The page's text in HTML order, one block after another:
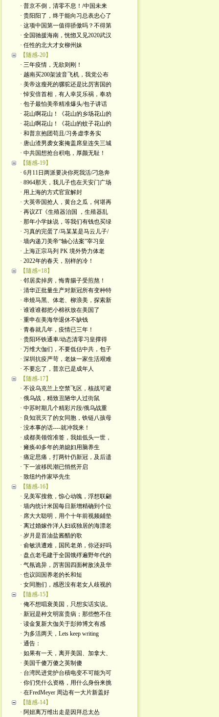
· 普京不倒，清零不息！/中国未来
· 贵阳阳了，终于能向习总表忠心了
· 这项中国第一值得骄傲吗？不得第
· 全国驰援海南，恍惚又见2020武汉
· 任性的北大才女柳州妹
【随感-20】
· 三年疫情，无欲则刚！
· 越南买200架波音飞机，我党公布
· 美帝这瘦死的骡驼还是比厉害国的
· 悼安倍首相，有人幸災乐祸，奉劝
· 包子最怕美帝精准爆头/包子讲话
· 花山啊花山！《花山的乡场花山的
· 花山啊花山！《花山的蚊子花山的
· 和普京抱团苟且/习务虚李务实
· 唐山渣男袭女案掩盖席皇连失三城
· 中共国想抢台积电，厚颜无耻！
【随感-19】
· 6月11日两派要决你死我活/刁急奔
· 8964那天，我儿子也在天安门广场
· 用上海的方式官宣解封
· 大英帝国抢人，黄台之瓜，何堪再
· 再议ZT《生殖器治国 ，生殖器乱
· 那年小学妹说，等我们有钱也买绿
· 习真的完蛋了/马某某是马云儿子/
· 墙内递刀美帝“轴心法案”宰习皇
· 上海正宗马列 PK 境外势力体老
· 2022年的春天，别样的冷！
【隨感=18】
· 邻居卖掉房，悔青腸子受煎熬！
· 清华正批量生产对新冠所有变种特
· 串燒马黑、体老、柳浪美，探索新
· 谁谁谁都把小棉袄放在美国了
· 重申在美海华退休不缺钱
· 青春就几年，疫情已三年！
· 贵阳环铁通車/动态清零习皇撑得
· 万维大伽们，不要低估中共，包子
· 深圳抗疫严苛，老妹一家生活艰难
· 不要忘了，普京已是成年人
【随感-17】
· 不设乌克兰上空禁飞区，核战可避
· 俄乌战，精致丑陋华人过街鼠
· 中苏时期几个精彩片段/俄乌战重
· 良知泯灭了的女同胞，铁链八孩母
· 没本事的话----就冲我来！
· 成都美领馆准签，我姐低头一世，
· 瘫痪40多年的弟媳妇用脑养生
· 痛定思痛，打两针仍新冠，及后遗
· 下一波移民潮已悄然开启
· 致纽约作家毕先生
【随感-16】
· 见美军搜救，惊心动魄，浮想联翩
· 墙内统计米国每日新增精确到个位
· 席大大聪明，用个十年前视频鋪垫
· 离过婚嫁作洋人妇或独居的海漂老
· 岁月是首油盐酱醋的歌
· 俞敏洪遭难，国民老弟，你还好吗
· 盘点老毛建于全国饿殍遍野年代的
· 气氛诡异，厉害国四面树敌泱及华
· 也议回国养老的长和短
· 女同胞们，感恩没有老女人歧视的
【隨感-15】
· 俺不想唱衰美国，只想实话实说。
· 新冠是种文明富贵病；那些憋不住
· 读金复新大伽关于彭帅博文有感
· 为多活两天，Lets keep writing
· 通告：
· 如果有一天，离开美国、加拿大、
· 美国千傻万傻之英制傻
· 台湾民进党护台積电变不可能为可
· 你们凭什么资格，用什么身份来挑
· 在FredMeyer 周边有一大片新盖好
【隨感-14】
· 阿妞离万维出走是因拜总太怂